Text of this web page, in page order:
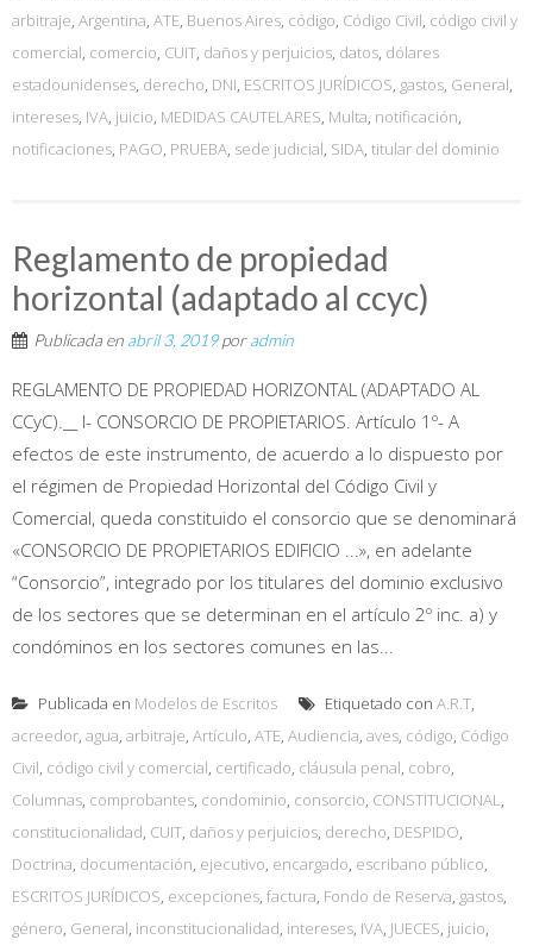
arbitraje, Argentina, ATE, Buenos Aires, código, Código Civil, código civil y
comercial, comercio, CUIT, daños y perjuicios, datos, dólares
estadounidenses, derecho, DNI, ESCRITOS JURÍDICOS, gastos, General,
intereses, IVA, juicio, MEDIDAS CAUTELARES, Multa, notificación,
notificaciones, PAGO, PRUEBA, sede judicial, SIDA, titular del dominio
Reglamento de propiedad
horizontal (adaptado al ccyc)
Publicada en abril 3, 2019poradmin
REGLAMENTO DE PROPIEDAD HORIZONTAL (ADAPTADO AL
CCyC).__ I- CONSORCIO DE PROPIETARIOS. Artículo 1º- A
efectos de este instrumento, de acuerdo a lo dispuesto por
el régimen de Propiedad Horizontal del Código Civil y
Comercial, queda constituido el consorcio que se denominará
«CONSORCIO DE PROPIETARIOS EDIFICIO ...», en adelante
“Consorcio”, integrado por los titulares del dominio exclusivo
de los sectores que se determinan en el artículo 2º inc. a) y
condóminos en los sectores comunes en las...
Publicada en Modelos de Escritos Etiquetado con A.R.T,
acreedor, agua, arbitraje, Artículo, ATE, Audiencia, aves, código, Código
Civil, código civil y comercial, certificado, cláusula penal, cobro,
Columnas, comprobantes, condominio, consorcio, CONSTITUCIONAL,
constitucionalidad, CUIT, daños y perjuicios, derecho, DESPIDO,
Doctrina, documentación, ejecutivo, encargado, escribano público,
ESCRITOS JURÍDICOS, excepciones, factura, Fondo de Reserva, gastos,
género, General, inconstitucionalidad, intereses, IVA, JUECES, juicio,